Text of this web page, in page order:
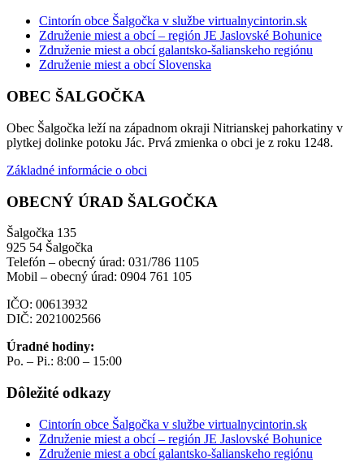
Cintorín obce Šalgočka v službe virtualnycintorin.sk
Združenie miest a obcí – región JE Jaslovské Bohunice
Združenie miest a obcí galantsko-šalianskeho regiónu
Združenie miest a obcí Slovenska
OBEC ŠALGOČKA
Obec Šalgočka leží na západnom okraji Nitrianskej pahorkatiny v
plytkej dolinke potoku Jác. Prvá zmienka o obci je z roku 1248.
Základné informácie o obci
OBECNÝ ÚRAD ŠALGOČKA
Šalgočka 135
925 54 Šalgočka
Telefón – obecný úrad: 031/786 1105
Mobil – obecný úrad: 0904 761 105
IČO: 00613932
DIČ: 2021002566
Úradné hodiny:
Po. – Pi.: 8:00 – 15:00
Dôležité odkazy
Cintorín obce Šalgočka v službe virtualnycintorin.sk
Združenie miest a obcí – región JE Jaslovské Bohunice
Združenie miest a obcí galantsko-šalianskeho regiónu